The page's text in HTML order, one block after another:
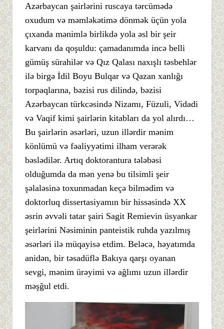
Azərbaycan şairlərini ruscaya tərcümədə
oxudum və məmləkətimə dönmək üçün yola
çıxanda mənimlə birlikdə yola əsl bir şeir
karvanı da qoşuldu: çamadanımda incə belli
gümüş sürahilər və Qız Qalası naxışlı təsbehlər
ilə birgə İdil Boyu Bulqar və Qazan xanlığı
torpaqlarına, bəzisi rus dilində, bəzisi
Azərbaycan türkcəsində Nizamı, Füzuli, Vidadi
və Vaqif kimi şairlərin kitabları da yol alırdı…
Bu şairlərin əsərləri, uzun illərdir mənim
könlümü və fəaliyyətimi ilham verərək
bəslədilər. Artıq doktorantura tələbəsi
olduğumda da mən yenə bu tilsimli şeir
şəlaləsinə toxunmadan keçə bilmədim və
doktorluq dissertasiyamın bir hissəsində XX
əsrin əvvəli tatar şairi Sagit Remievin üsyankar
şeirlərini Nəsiminin panteistik ruhda yazılmış
əsərləri ilə müqayisə etdim. Beləcə, həyatımda
anidən, bir təsadüflə Bakıya qarşı oyanan
sevgi, mənim ürəyimi və ağlımı uzun illərdir
məşğul etdi.